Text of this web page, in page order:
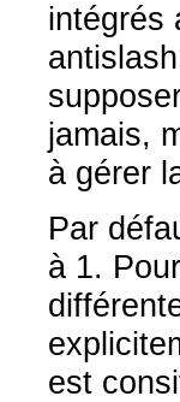
intégrés
jamais,
à gérer
Par
à 1.
est